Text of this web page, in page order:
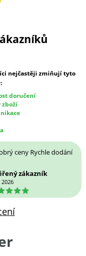
nejčastěji zmiňují tyto
doručení
zboží
ceny Rychle dodání
zákazník
2026